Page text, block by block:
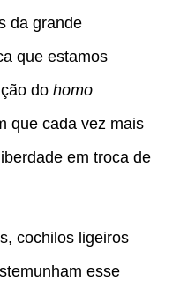
da grande
que estamos
do homo
que cada vez mais
em troca de
cochilos ligeiros
esse